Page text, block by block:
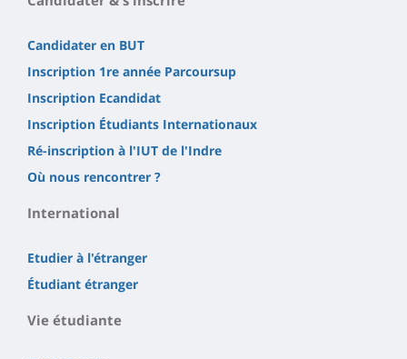
Candidater en BUT
Inscription 1re année Parcoursup
Inscription Ecandidat
Inscription Étudiants Internationaux
Ré-inscription à l'IUT de l'Indre
Où nous rencontrer ?
International
Etudier à l'étranger
Étudiant étranger
Vie étudiante